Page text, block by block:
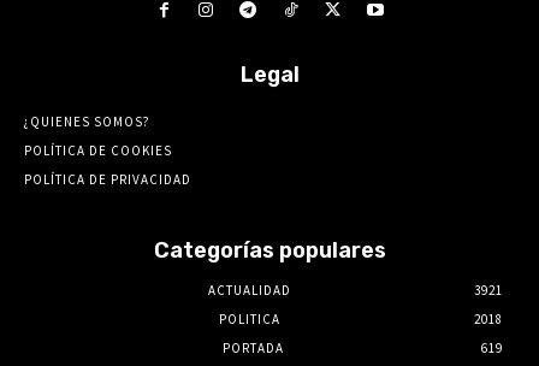
Legal
¿QUIENES SOMOS?
POLÍTICA DE COOKIES
POLÍTICA DE PRIVACIDAD
Categorías populares
ACTUALIDAD
3921
POLITICA
2018
PORTADA
619